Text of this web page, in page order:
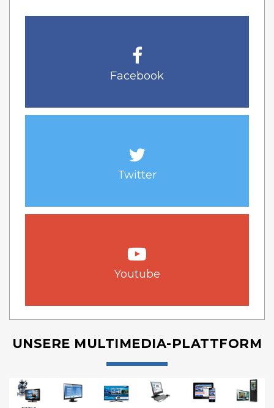
Facebook
Twitter
Youtube
UNSERE MULTIMEDIA-PLATTFORM